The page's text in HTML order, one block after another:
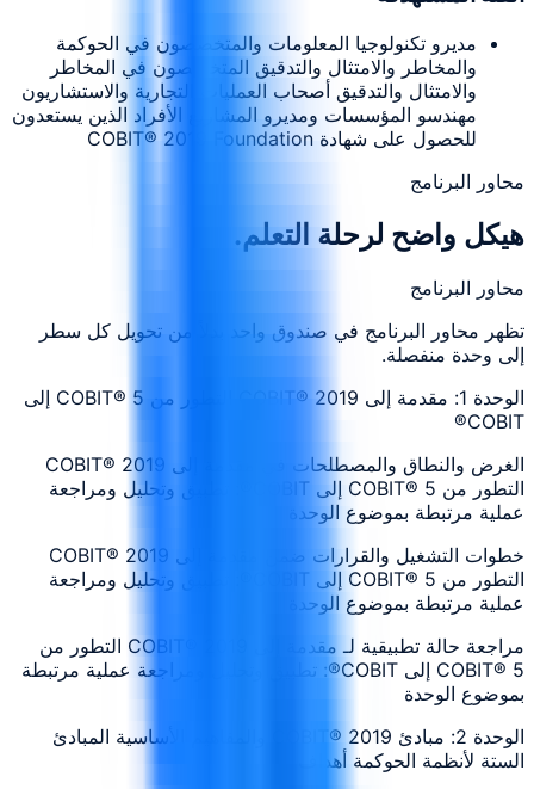
مديرو تكنولوجيا المعلومات والمتخصصون في الحوكمة
والمخاطر والامتثال والتدقيق المتخصصون في المخاطر
والامتثال والتدقيق أصحاب العمليات التجارية والاستشاريون
مهندسو المؤسسات ومديرو المشاريع الأفراد الذين يستعدون
للحصول على شهادة COBIT® 2019 Foundation
محاور البرنامج
هيكل واضح لرحلة التعلم.
محاور البرنامج
تظهر محاور البرنامج في صندوق واحد بدلاً من تحويل كل سطر
إلى وحدة منفصلة.
الوحدة 1: مقدمة إلى COBIT® 2019 التطور من COBIT® 5 إلى
COBIT®
الغرض والنطاق والمصطلحات في مقدمة إلى COBIT® 2019
التطور من COBIT® 5 إلى COBIT®: تطبيق وتحليل ومراجعة
عملية مرتبطة بموضوع الوحدة
خطوات التشغيل والقرارات ضمن مقدمة إلى COBIT® 2019
التطور من COBIT® 5 إلى COBIT®: تطبيق وتحليل ومراجعة
عملية مرتبطة بموضوع الوحدة
مراجعة حالة تطبيقية لـ مقدمة إلى COBIT® 2019 التطور من
COBIT® 5 إلى COBIT®: تطبيق وتحليل ومراجعة عملية مرتبطة
بموضوع الوحدة
الوحدة 2: مبادئ COBIT® 2019 والمفاهيم الأساسية المبادئ
الستة لأنظمة الحوكمة أهداف